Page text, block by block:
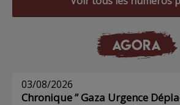
AGORA
03/08/2026
Chronique ” Gaza Urgence